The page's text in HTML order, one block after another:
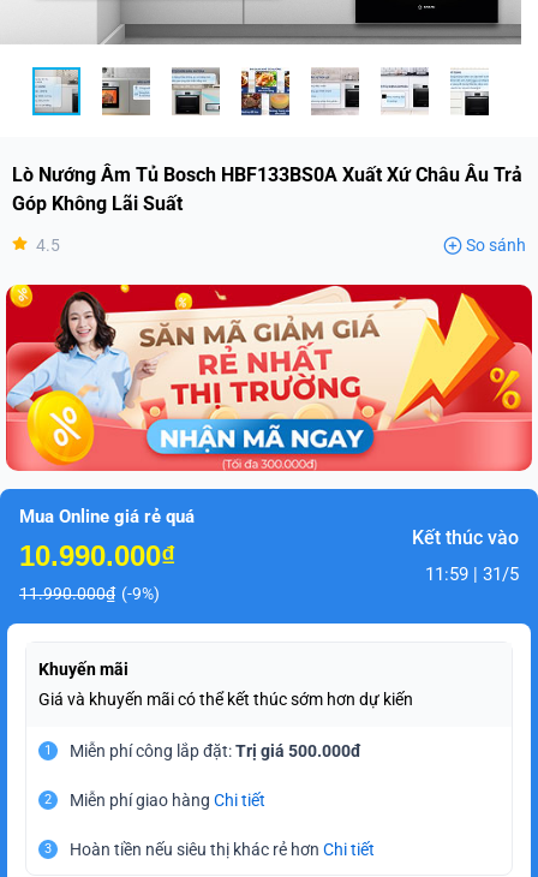
Lò Nướng Âm Tủ Bosch HBF133BS0A Xuất Xứ Châu Âu Trả
Góp Không Lãi Suất
4.5 So sánh
Mua Online giá rẻ quá
10.990.000₫
11.990.000₫ (-9%)
Kết thúc vào
11:59 | 31/5
Khuyến mãi
Giá và khuyến mãi có thể kết thúc sớm hơn dự kiến
1 Miễn phí công lắp đặt:Trị giá 500.000đ
2 Miễn phí giao hàng Chi tiết
3 Hoàn tiền nếu siêu thị khác rẻ hơn Chi tiết